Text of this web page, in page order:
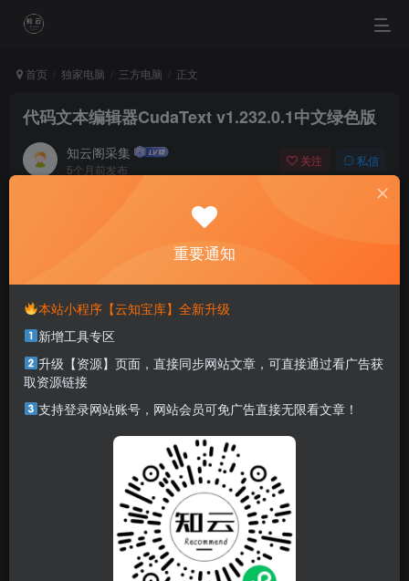
首页 独家电脑 三方电脑 正文
代码文本编辑器CudaText v1.232.0.1中文绿色版
知云阁采集
5个月前发布
关注 私信
Every day has not danced, all are life's disappointment.
每一个不曾起舞的日子，都是对生命的辜负
本站部分资源打包为压缩包以方便分享，涉及较多
击解压密码
软件介绍
CudaText(代码文本编辑器)能够用来编辑代码及文本，内置
的代码高亮功能非常适合编辑程序代码，CudaText 是一款用
Lazarus写的，体积十分小巧。而且还是免安装跨平台使用的
开源文本编辑器。绝大部分编程语言代码都可以高亮显示，
支持代码折叠、拆分视图及正则表达式查找、替换!
重要通知
本站小程序【云知宝库】全新升级
新增工具专区
升级【资源】页面，直接同步网站文章，可直接通过看广告获
取资源链接
支持登录网站账号，网站会员可免广告直接无限看文章！